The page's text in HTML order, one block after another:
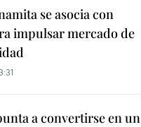
se asocia con
impulsar mercado de
a convertirse en un